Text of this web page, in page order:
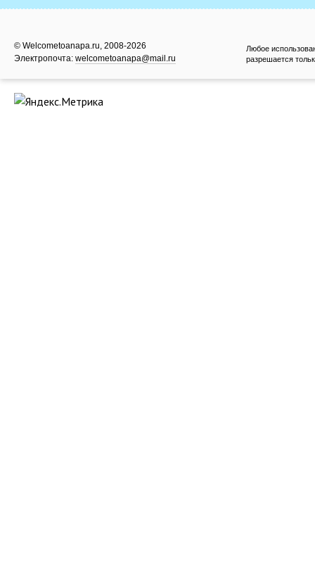
© Welcometoanapa.ru, 2008-2026
Электропочта: welcometoanapa@mail.ru
Любое
разрешается